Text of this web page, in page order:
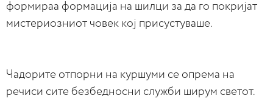
формираа формација на шилци за да го покријат
мистериозниот човек кој присустуваше.
Чадорите отпорни на куршуми се опрема на
речиси сите безбедносни служби ширум светот.